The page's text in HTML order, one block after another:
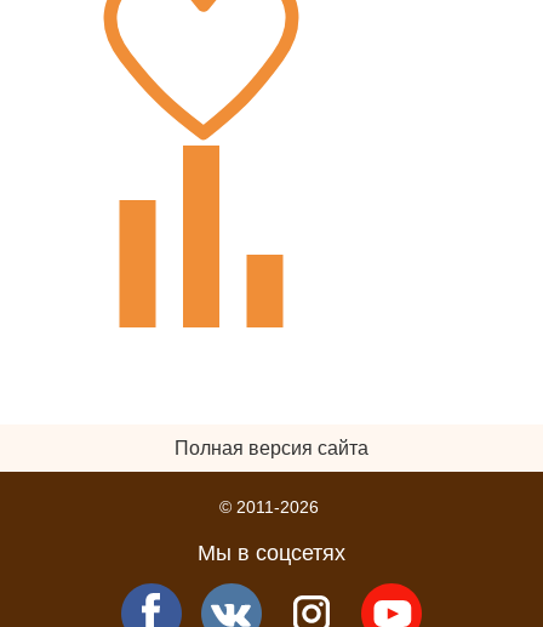
Полная версия сайта
© 2011-2026
Мы в соцсетях